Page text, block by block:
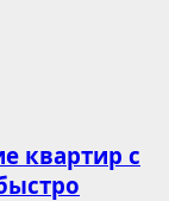
квартир с